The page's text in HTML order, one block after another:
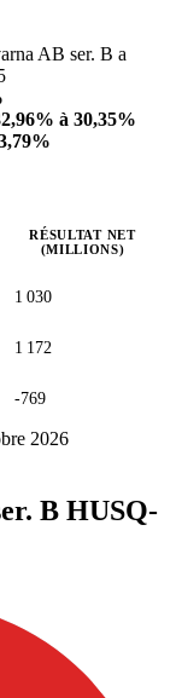
AB ser. B a
à 30,35%
RÉSULTAT NET
(MILLIONS)
1 030
1 172
-769
2026
B HUSQ-